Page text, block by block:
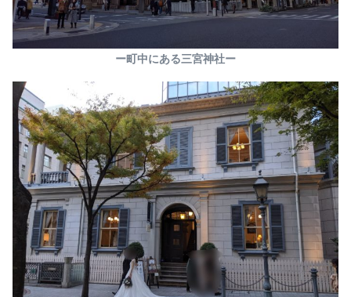
ー町中にある三宮神社ー